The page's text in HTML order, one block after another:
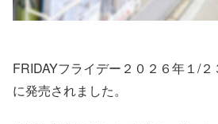
FRIDAYフライデー２０２６年１/２
に発売されました。